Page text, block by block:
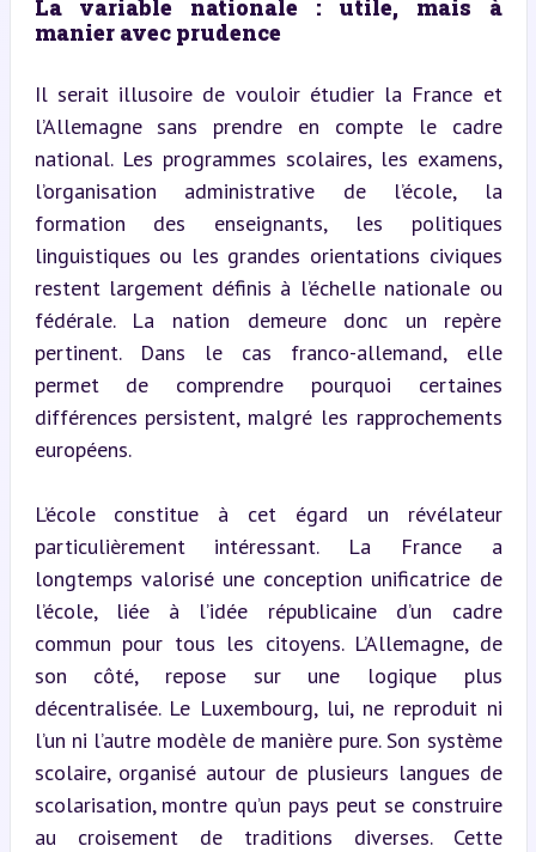
La variable nationale : utile, mais à
manier avec prudence
Il serait illusoire de vouloir étudier la France et
l’Allemagne sans prendre en compte le cadre
national. Les programmes scolaires, les examens,
l’organisation administrative de l’école, la
formation des enseignants, les politiques
linguistiques ou les grandes orientations civiques
restent largement définis à l’échelle nationale ou
fédérale. La nation demeure donc un repère
pertinent. Dans le cas franco-allemand, elle
permet de comprendre pourquoi certaines
différences persistent, malgré les rapprochements
européens.
L’école constitue à cet égard un révélateur
particulièrement intéressant. La France a
longtemps valorisé une conception unificatrice de
l’école, liée à l’idée républicaine d’un cadre
commun pour tous les citoyens. L’Allemagne, de
son côté, repose sur une logique plus
décentralisée. Le Luxembourg, lui, ne reproduit ni
l’un ni l’autre modèle de manière pure. Son système
scolaire, organisé autour de plusieurs langues de
scolarisation, montre qu’un pays peut se construire
au croisement de traditions diverses. Cette